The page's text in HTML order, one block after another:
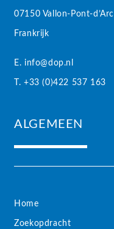
07150 Vallon-Pont-d’Arc
Frankrijk
E. info@dop.nl
T. +33 (0)422 537 163
ALGEMEEN
Home
Zoekopdracht